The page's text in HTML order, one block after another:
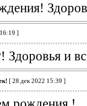
]
и
[ 28 дек 2022 15:39 ]